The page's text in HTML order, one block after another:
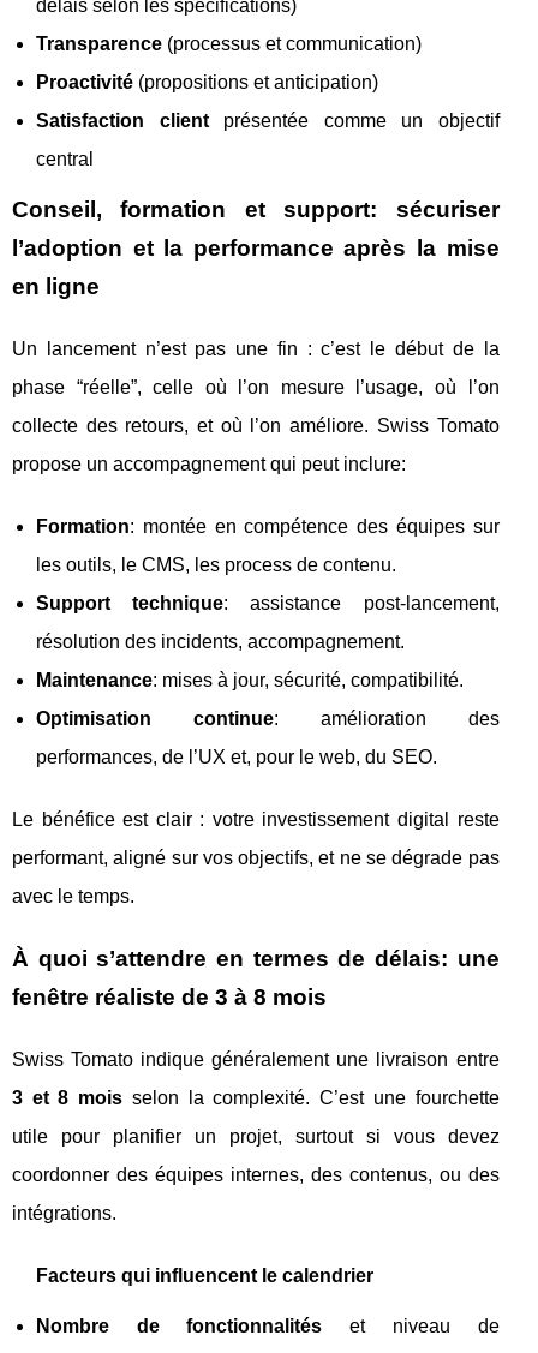
délais selon les spécifications)
Transparence (processus et communication)
Proactivité (propositions et anticipation)
Satisfaction clientprésentée comme un objectif
central
Conseil, formation et support: sécuriser
l’adoption et la performance après la mise
en ligne
Un lancement n’est pas une fin : c’est le début de la
phase “réelle”, celle où l’on mesure l’usage, où l’on
collecte des retours, et où l’on améliore. Swiss Tomato
propose un accompagnement qui peut inclure:
Formation: montée en compétence des équipes sur
les outils, le CMS, les process de contenu.
Support technique: assistance post-lancement,
résolution des incidents, accompagnement.
Maintenance: mises à jour, sécurité, compatibilité.
Optimisation continue: amélioration des
performances, de l’UX et, pour le web, du SEO.
Le bénéfice est clair : votre investissement digital reste
performant, aligné sur vos objectifs, et ne se dégrade pas
avec le temps.
À quoi s’attendre en termes de délais: une
fenêtre réaliste de 3 à 8 mois
Swiss Tomato indique généralement une livraison entre
3 et 8 mois selon la complexité. C’est une fourchette
utile pour planifier un projet, surtout si vous devez
coordonner des équipes internes, des contenus, ou des
intégrations.
Facteurs qui influencent le calendrier
Nombre de fonctionnalités et niveau de